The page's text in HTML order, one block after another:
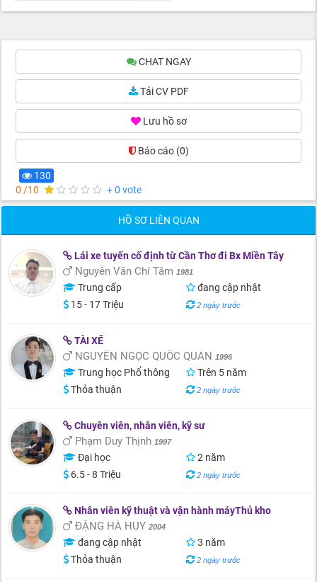
CHAT NGAY
Tải CV PDF
Lưu hồ sơ
Báo cáo (0)
130
0 /10
+ 0 vote
HỒ SƠ LIÊN QUAN
Lái xe tuyến cố định từ Cần Thơ đi Bx Miền Tây
Nguyễn Văn Chí Tâm 1981
Trung cấp
đang cập nhật
15 - 17 Triệu
2 ngày trước
TÀI XẾ
NGUYỄN NGỌC QUỐC QUÂN 1996
Trung học Phổ thông
Trên 5 năm
Thỏa thuận
2 ngày trước
Chuyên viên, nhân viên, kỹ sư
Phạm Duy Thịnh 1997
Đại học
2 năm
6.5 - 8 Triệu
2 ngày trước
Nhân viên kỹ thuật và vận hành máyThủ kho
ĐẶNG HÀ HUY 2004
đang cập nhật
3 năm
Thỏa thuận
2 ngày trước